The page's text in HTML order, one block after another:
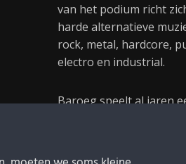
van het podium richt
harde alternatieve
rock, metal, hardcore,
electro en industrial.
Baroeg speelt al jaren